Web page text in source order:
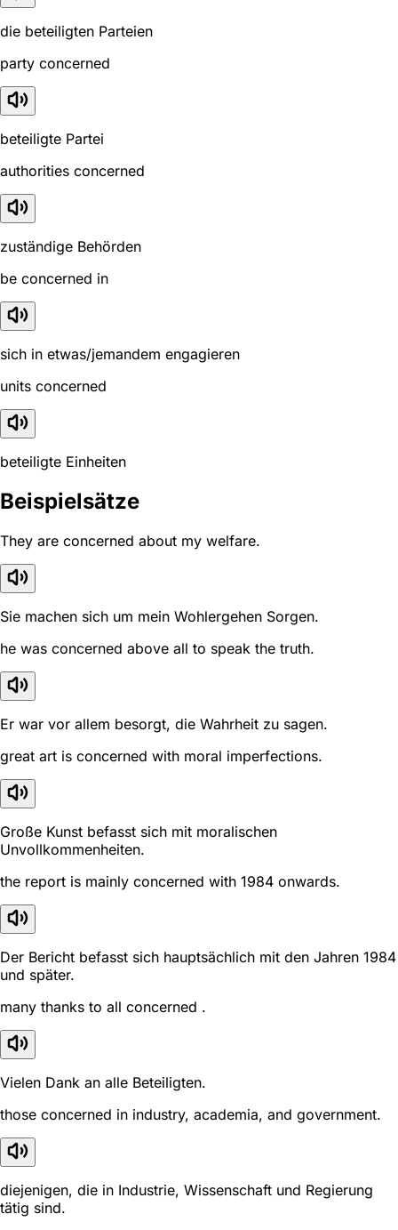
die beteiligten Parteien
party concerned
beteiligte Partei
authorities concerned
zuständige Behörden
be concerned in
sich in etwas/jemandem engagieren
units concerned
beteiligte Einheiten
Beispielsätze
They are concerned about my welfare.
Sie machen sich um mein Wohlergehen Sorgen.
he was concerned above all to speak the truth.
Er war vor allem besorgt, die Wahrheit zu sagen.
great art is concerned with moral imperfections.
Große Kunst befasst sich mit moralischen
Unvollkommenheiten.
the report is mainly concerned with 1984 onwards.
Der Bericht befasst sich hauptsächlich mit den Jahren 1984
und später.
many thanks to all concerned .
Vielen Dank an alle Beteiligten.
those concerned in industry, academia, and government.
diejenigen, die in Industrie, Wissenschaft und Regierung
tätig sind.